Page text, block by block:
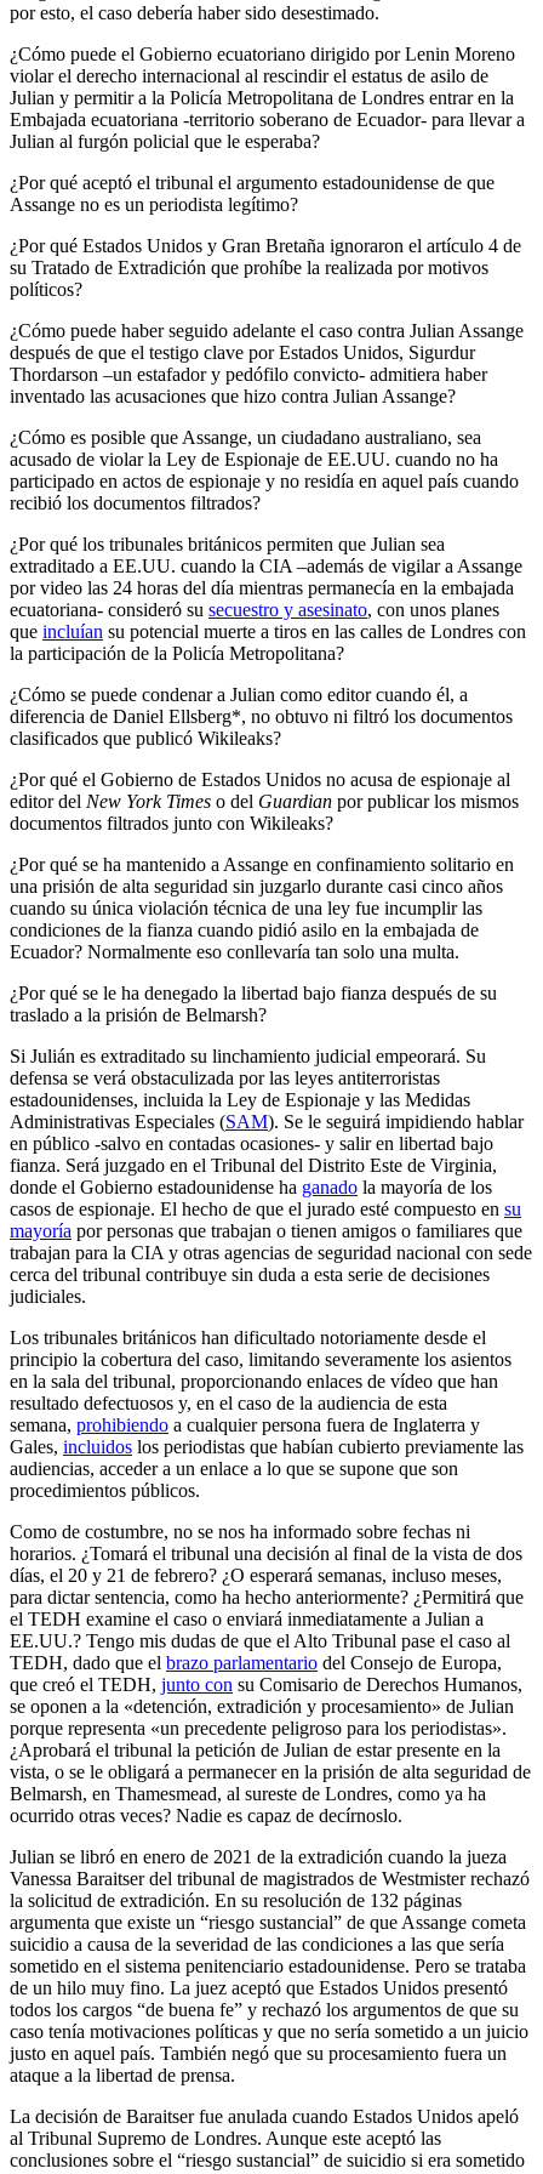
por esto, el caso debería haber sido desestimado.
¿Cómo puede el Gobierno ecuatoriano dirigido por Lenin Moreno
violar el derecho internacional al rescindir el estatus de asilo de
Julian y permitir a la Policía Metropolitana de Londres entrar en la
Embajada ecuatoriana -territorio soberano de Ecuador- para llevar a
Julian al furgón policial que le esperaba?
¿Por qué aceptó el tribunal el argumento estadounidense de que
Assange no es un periodista legítimo?
¿Por qué Estados Unidos y Gran Bretaña ignoraron el artículo 4 de
su Tratado de Extradición que prohíbe la realizada por motivos
políticos?
¿Cómo puede haber seguido adelante el caso contra Julian Assange
después de que el testigo clave por Estados Unidos, Sigurdur
Thordarson –un estafador y pedófilo convicto- admitiera haber
inventado las acusaciones que hizo contra Julian Assange?
¿Cómo es posible que Assange, un ciudadano australiano, sea
acusado de violar la Ley de Espionaje de EE.UU. cuando no ha
participado en actos de espionaje y no residía en aquel país cuando
recibió los documentos filtrados?
¿Por qué los tribunales británicos permiten que Julian sea
extraditado a EE.UU. cuando la CIA –además de vigilar a Assange
por video las 24 horas del día mientras permanecía en la embajada
ecuatoriana- consideró su secuestro y asesinato, con unos planes
que incluían su potencial muerte a tiros en las calles de Londres con
la participación de la Policía Metropolitana?
¿Cómo se puede condenar a Julian como editor cuando él, a
diferencia de Daniel Ellsberg*, no obtuvo ni filtró los documentos
clasificados que publicó Wikileaks?
¿Por qué el Gobierno de Estados Unidos no acusa de espionaje al
editor del New York Times o del Guardian por publicar los mismos
documentos filtrados junto con Wikileaks?
¿Por qué se ha mantenido a Assange en confinamiento solitario en
una prisión de alta seguridad sin juzgarlo durante casi cinco años
cuando su única violación técnica de una ley fue incumplir las
condiciones de la fianza cuando pidió asilo en la embajada de
Ecuador? Normalmente eso conllevaría tan solo una multa.
¿Por qué se le ha denegado la libertad bajo fianza después de su
traslado a la prisión de Belmarsh?
Si Julián es extraditado su linchamiento judicial empeorará. Su
defensa se verá obstaculizada por las leyes antiterroristas
estadounidenses, incluida la Ley de Espionaje y las Medidas
Administrativas Especiales (SAM). Se le seguirá impidiendo hablar
en público -salvo en contadas ocasiones- y salir en libertad bajo
fianza. Será juzgado en el Tribunal del Distrito Este de Virginia,
donde el Gobierno estadounidense ha ganado la mayoría de los
casos de espionaje. El hecho de que el jurado esté compuesto en su
mayoría por personas que trabajan o tienen amigos o familiares que
trabajan para la CIA y otras agencias de seguridad nacional con sede
cerca del tribunal contribuye sin duda a esta serie de decisiones
judiciales.
Los tribunales británicos han dificultado notoriamente desde el
principio la cobertura del caso, limitando severamente los asientos
en la sala del tribunal, proporcionando enlaces de vídeo que han
resultado defectuosos y, en el caso de la audiencia de esta
semana, prohibiendo a cualquier persona fuera de Inglaterra y
Gales, incluidos los periodistas que habían cubierto previamente las
audiencias, acceder a un enlace a lo que se supone que son
procedimientos públicos.
Como de costumbre, no se nos ha informado sobre fechas ni
horarios. ¿Tomará el tribunal una decisión al final de la vista de dos
días, el 20 y 21 de febrero? ¿O esperará semanas, incluso meses,
para dictar sentencia, como ha hecho anteriormente? ¿Permitirá que
el TEDH examine el caso o enviará inmediatamente a Julian a
EE.UU.? Tengo mis dudas de que el Alto Tribunal pase el caso al
TEDH, dado que el brazo parlamentario del Consejo de Europa,
que creó el TEDH, junto con su Comisario de Derechos Humanos,
se oponen a la «detención, extradición y procesamiento» de Julian
porque representa «un precedente peligroso para los periodistas».
¿Aprobará el tribunal la petición de Julian de estar presente en la
vista, o se le obligará a permanecer en la prisión de alta seguridad de
Belmarsh, en Thamesmead, al sureste de Londres, como ya ha
ocurrido otras veces? Nadie es capaz de decírnoslo.
Julian se libró en enero de 2021 de la extradición cuando la jueza
Vanessa Baraitser del tribunal de magistrados de Westmister rechazó
la solicitud de extradición. En su resolución de 132 páginas
argumenta que existe un “riesgo sustancial” de que Assange cometa
suicidio a causa de la severidad de las condiciones a las que sería
sometido en el sistema penitenciario estadounidense. Pero se trataba
de un hilo muy fino. La juez aceptó que Estados Unidos presentó
todos los cargos “de buena fe” y rechazó los argumentos de que su
caso tenía motivaciones políticas y que no sería sometido a un juicio
justo en aquel país. También negó que su procesamiento fuera un
ataque a la libertad de prensa.
La decisión de Baraitser fue anulada cuando Estados Unidos apeló
al Tribunal Supremo de Londres. Aunque este aceptó las
conclusiones sobre el “riesgo sustancial” de suicidio si era sometido